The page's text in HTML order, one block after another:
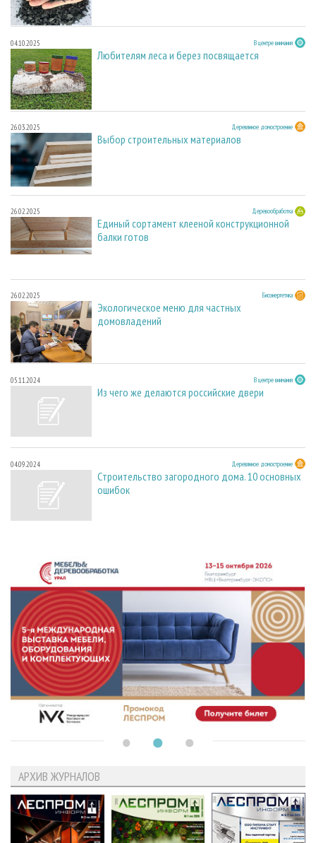
04.10.2025 В центре внимания
Любителям леса и берез посвящается
26.03.2025 Деревянное домостроение
Выбор строительных материалов
26.02.2025 Деревообработка
Единый сортамент клееной конструкционной
балки готов
26.02.2025 Биоэнергетика
Экологическое меню для частных
домовладений
05.11.2024 В центре внимания
Из чего же делаются российские двери
04.09.2024 Деревянное домостроение
Cтроительство загородного дома. 10 основных
ошибок
АРХИВ ЖУРНАЛОВ